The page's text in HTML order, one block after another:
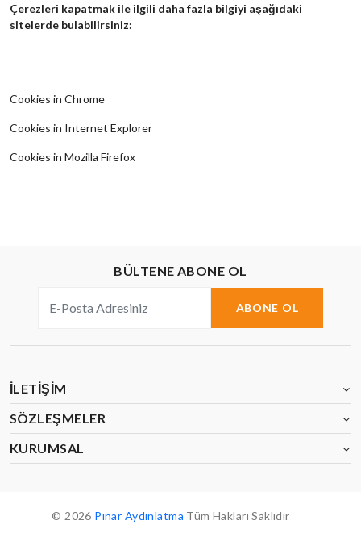
Çerezleri kapatmak ile ilgili daha fazla bilgiyi aşağıdaki
sitelerde bulabilirsiniz:
Cookies in Chrome
Cookies in Internet Explorer
Cookies in Mozilla Firefox
BÜLTENE ABONE OL
ABONE OL
İLETIŞIM
SÖZLEŞMELER
KURUMSAL
© 2026 Pınar Aydınlatma Tüm Hakları Saklıdır